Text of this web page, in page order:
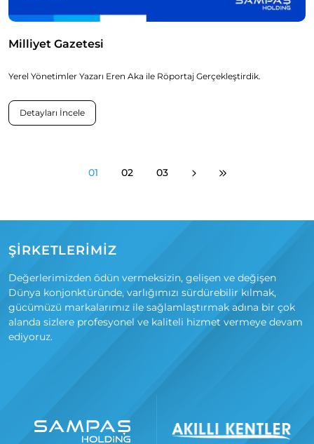
Milliyet Gazetesi
Yerel Yönetimler Yazarı Eren Aka ile Röportaj Gerçekleştirdik.
Detayları İncele
01 02 03
ŞİRKETLERİMİZ
Değerlerimizden ödün vermeksizin, gelişen ve değişen
Dünya konjonktüründe, varlığımızı sürdürebilir kılmak,
gücümüzü markalarımız ile sağlamlaştırmak adına bir çok
alanda sizlere profesyonel ve kaliteli hizmet vermeye devam
ediyoruz.